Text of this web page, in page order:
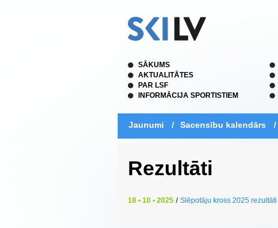
SĀKUMS
AKTUALITĀTES
PAR LSF
INFORMĀCIJA SPORTISTIEM
Jaunumi / Sacensību kalendārs /
Rezultāti
18 • 10 • 2025 / Slēpotāju kross 2025 rezultāti